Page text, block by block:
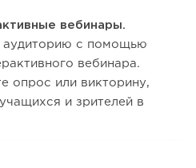
вебинары.
аудиторию с помощью
вебинара.
опрос или викторину,
и зрителей в